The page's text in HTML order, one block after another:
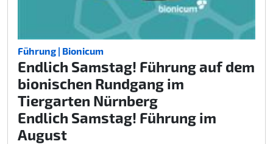
Führung | Bionicum
Endlich Samstag! Führung auf dem
bionischen Rundgang im
Tiergarten Nürnberg
Endlich Samstag! Führung im
August